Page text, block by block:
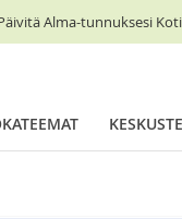
Alma-tunnuksesi